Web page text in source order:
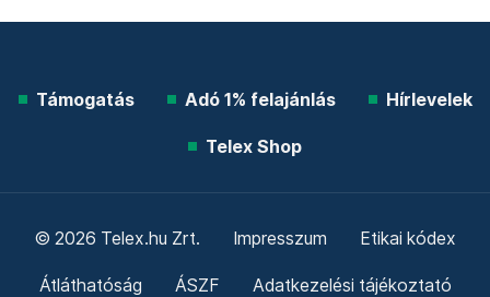
Támogatás Adó 1% felajánlás Hírlevelek
Telex Shop
© 2026 Telex.hu Zrt. Impresszum Etikai kódex
Átláthatóság ÁSZF Adatkezelési tájékoztató